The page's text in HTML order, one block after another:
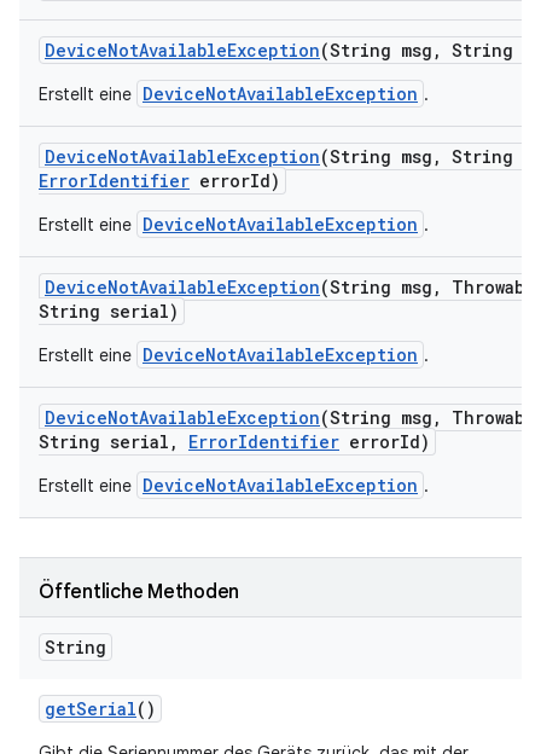
DeviceNotAvailableException(String msg , String
Erstellt eine DeviceNotAvailableException .
DeviceNotAvailableException(String msg , String
ErrorIdentifier errorId)
Erstellt eine DeviceNotAvailableException .
DeviceNotAvailableException(String msg ,
String serial)
Erstellt eine DeviceNotAvailableException .
DeviceNotAvailableException(String msg ,
String serial , ErrorIdentifier errorId)
Erstellt eine DeviceNotAvailableException .
Öffentliche Methoden
String
getSerial()